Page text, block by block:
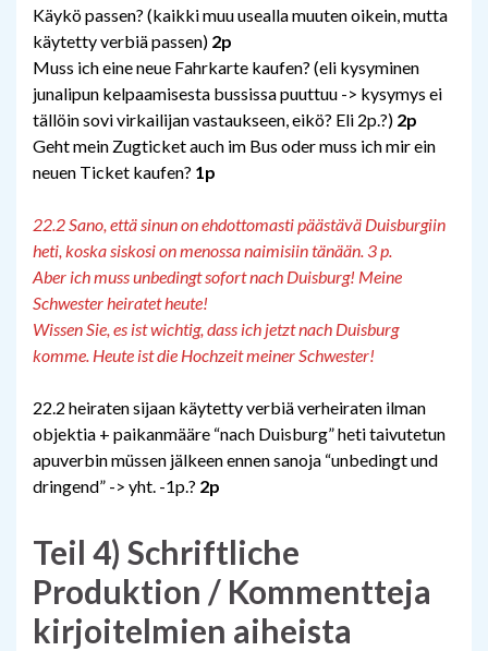
Käykö passen? (kaikki muu usealla muuten oikein, mutta
käytetty verbiä passen) 2p
Muss ich eine neue Fahrkarte kaufen? (eli kysyminen
junalipun kelpaamisesta bussissa puuttuu -> kysymys ei
tällöin sovi virkailijan vastaukseen, eikö? Eli 2p.?) 2p
Geht mein Zugticket auch im Bus oder muss ich mir ein
neuen Ticket kaufen? 1p
22.2 Sano, että sinun on ehdottomasti päästävä Duisburgiin
heti, koska siskosi on menossa naimisiin tänään. 3 p.
Aber ich muss unbedingt sofort nach Duisburg! Meine
Schwester heiratet heute!
Wissen Sie, es ist wichtig, dass ich jetzt nach Duisburg
komme. Heute ist die Hochzeit meiner Schwester!
22.2 heiraten sijaan käytetty verbiä verheiraten ilman
objektia + paikanmääre “nach Duisburg” heti taivutetun
apuverbin müssen jälkeen ennen sanoja “unbedingt und
dringend” -> yht. -1p.? 2p
Teil 4) Schriftliche
Produktion / Kommentteja
kirjoitelmien aiheista